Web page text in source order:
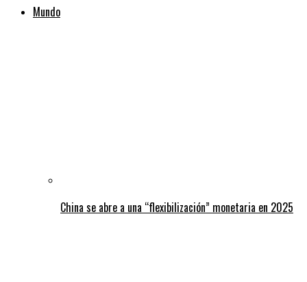
Mundo
China se abre a una “flexibilización” monetaria en 2025